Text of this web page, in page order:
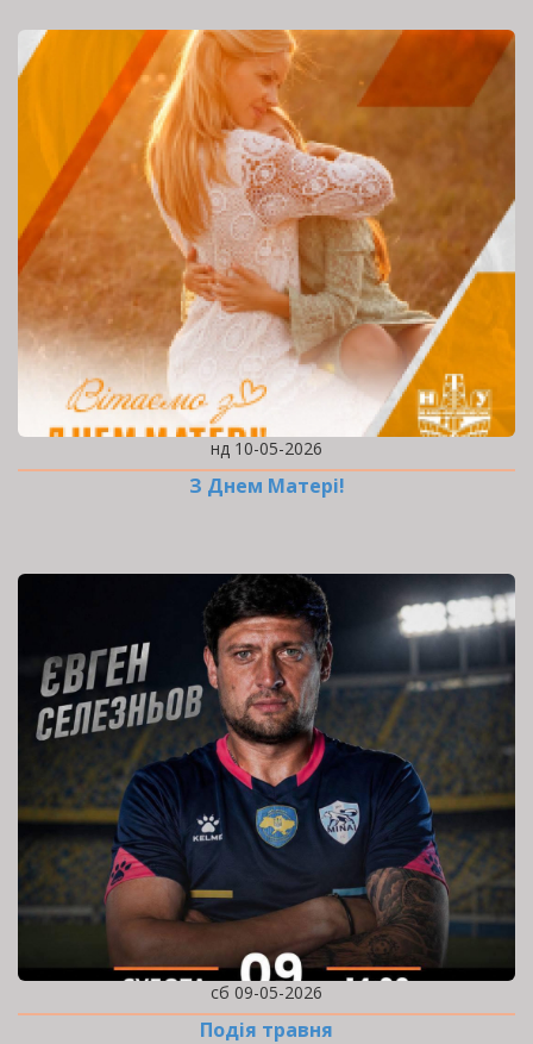
нд 10-05-2026
З Днем Матері!
сб 09-05-2026
Подія травня